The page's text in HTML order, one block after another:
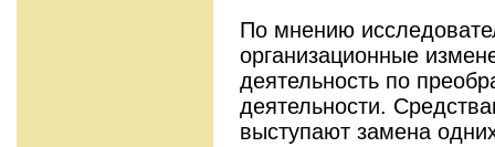
По мнению
организационные
деятельность по
деятельности.
выступают замена